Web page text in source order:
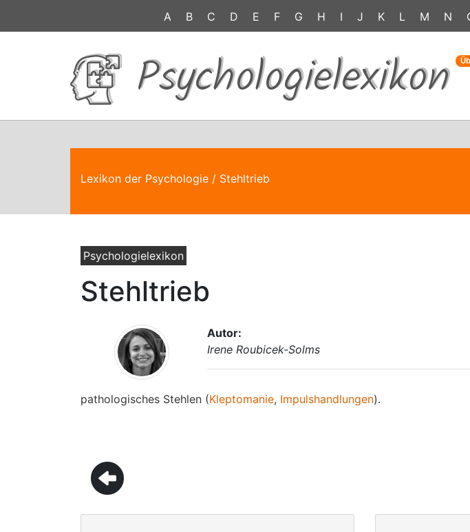
A B C D E F G H I J K L M N
Psychologielexikon
Lexikon der Psychologie / Stehltrieb
Psychologielexikon
Stehltrieb
Autor:
Irene Roubicek-Solms
pathologisches Stehlen (Kleptomanie, Impulshandlungen).